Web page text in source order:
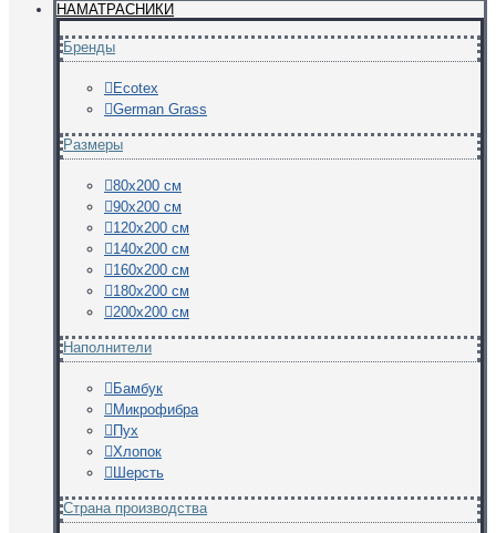
НАМАТРАСНИКИ
Бренды
Ecotex
German Grass
Размеры
80х200 см
90х200 см
120х200 см
140х200 см
160х200 см
180х200 см
200х200 см
Наполнители
Бамбук
Микрофибра
Пух
Хлопок
Шерсть
Страна производства